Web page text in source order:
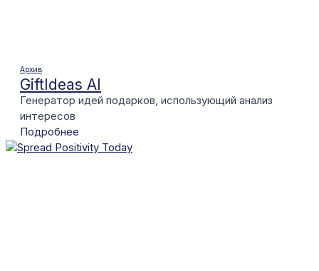
Архив
GiftIdeas AI
Генератор идей подарков, использующий анализ
интересов
Подробнее